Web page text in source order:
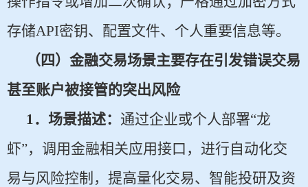
存储API密钥、配置文件、个人重要信息等。
（四）金融交易场景主要存在引发错误交易
甚至账户被接管的突出风险
1．场景描述： 通过企业或个人部署“龙
虾”，调用金融相关应用接口，进行自动化交
易与风险控制，提高量化交易、智能投研及资